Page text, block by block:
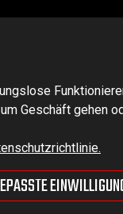
Geschäft gehen